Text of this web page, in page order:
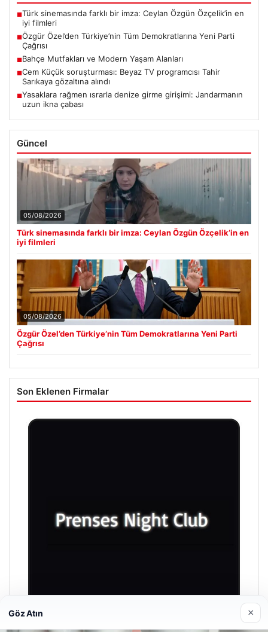
■Türk sinemasında farklı bir imza: Ceylan Özgün Özçelik’in en
iyi filmleri
■Özgür Özel’den Türkiye’nin Tüm Demokratlarına Yeni Parti
Çağrısı
■Bahçe Mutfakları ve Modern Yaşam Alanları
■Cem Küçük soruşturması: Beyaz TV programcısı Tahir
Sarıkaya gözaltına alındı
■Yasaklara rağmen ısrarla denize girme girişimi: Jandarmanın
uzun ikna çabası
Güncel
05/08/2026
Türk sinemasında farklı bir imza: Ceylan Özgün Özçelik’in en
iyi filmleri
05/08/2026
Özgür Özel’den Türkiye’nin Tüm Demokratlarına Yeni Parti
Çağrısı
Son Eklenen Firmalar
Göz Atın ×